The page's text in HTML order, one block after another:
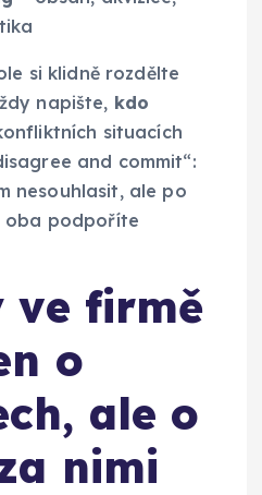
si klidně rozdělte
napište, kdo
situacích
and commit“:
nesouhlasit, ale po
oba podpoříte
ve firmě
o
ale o
nimi